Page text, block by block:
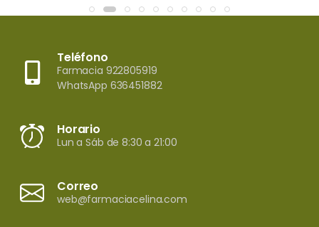
Teléfono
Farmacia 922805919
WhatsApp 636451882
Horario
Lun a Sáb de 8:30 a 21:00
Correo
web@farmaciacelina.com